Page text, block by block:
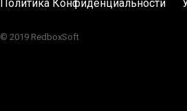
Политика Конфиденциальности
© 2019 RedboxSoft